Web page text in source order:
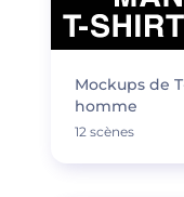
Mockups de
homme
12 scènes